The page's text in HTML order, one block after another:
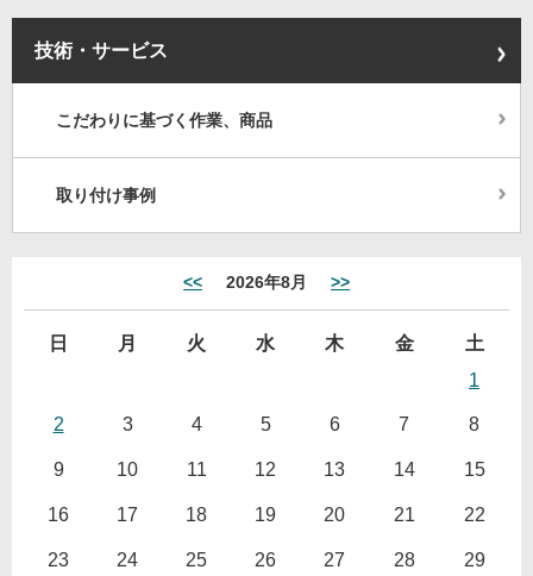
技術・サービス
こだわりに基づく作業、商品
取り付け事例
<< 2026年8月 >>
日 月 火 水 木 金
土
1
2 3 4 5 6 7 8
9 10 11 12 13 14 15
16 17 18 19 20 21 22
23 24 25 26 27 28 29